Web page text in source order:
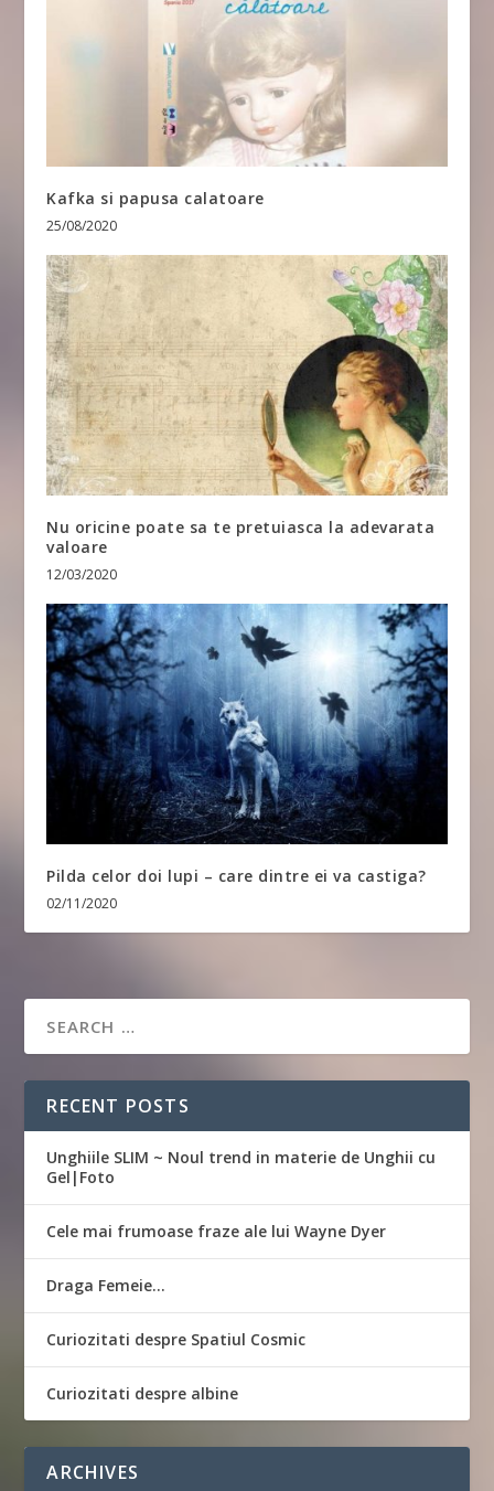
Kafka si papusa calatoare
25/08/2020
Nu oricine poate sa te pretuiasca la adevarata
valoare
12/03/2020
Pilda celor doi lupi – care dintre ei va castiga?
02/11/2020
RECENT POSTS
Unghiile SLIM ~ Noul trend in materie de Unghii cu
Gel|Foto
Cele mai frumoase fraze ale lui Wayne Dyer
Draga Femeie…
Curiozitati despre Spatiul Cosmic
Curiozitati despre albine
ARCHIVES